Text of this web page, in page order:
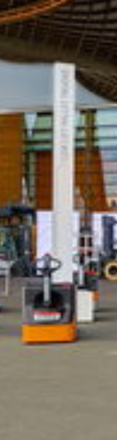
ZURÜCK ZUM MESSEBEREICH